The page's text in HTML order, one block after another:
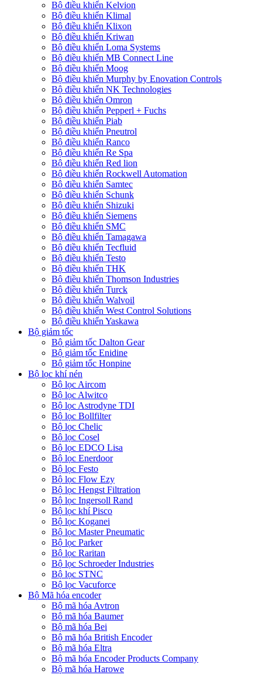
Bộ điều khiển Kelvion
Bộ điều khiển Klimal
Bộ điều khiển Klixon
Bộ điều khiển Kriwan
Bộ điều khiển Loma Systems
Bộ điều khiển MB Connect Line
Bộ điều khiển Moog
Bộ điều khiển Murphy by Enovation Controls
Bộ điều khiển NK Technologies
Bộ điều khiển Omron
Bộ điều khiển Pepperl + Fuchs
Bộ điều khiển Piab
Bộ điều khiển Pneutrol
Bộ điều khiển Ranco
Bộ điều khiển Re Spa
Bộ điều khiển Red lion
Bộ điều khiển Rockwell Automation
Bộ điều khiển Samtec
Bộ điều khiển Schunk
Bộ điều khiển Shizuki
Bộ điều khiển Siemens
Bộ điều khiển SMC
Bộ điều khiển Tamagawa
Bộ điều khiển Tecfluid
Bộ điều khiển Testo
Bộ điều khiển THK
Bộ điều khiển Thomson Industries
Bộ điều khiển Turck
Bộ điều khiển Walvoil
Bộ điều khiển West Control Solutions
Bộ điều khiển Yaskawa
Bộ giảm tốc
Bộ giảm tốc Dalton Gear
Bộ giảm tốc Enidine
Bộ giảm tốc Honpine
Bộ lọc khí nén
Bộ lọc Aircom
Bộ lọc Alwitco
Bộ lọc Astrodyne TDI
Bộ lọc Bollfilter
Bộ lọc Chelic
Bộ lọc Cosel
Bộ lọc EDCO Lisa
Bộ lọc Enerdoor
Bộ lọc Festo
Bộ lọc Flow Ezy
Bộ lọc Hengst Filtration
Bộ lọc Ingersoll Rand
Bộ lọc khí Pisco
Bộ lọc Koganei
Bộ lọc Master Pneumatic
Bộ lọc Parker
Bộ lọc Raritan
Bộ lọc Schroeder Industries
Bộ lọc STNC
Bộ lọc Vacuforce
Bộ Mã hóa encoder
Bộ mã hóa Avtron
Bộ mã hóa Baumer
Bộ mã hóa Bei
Bộ mã hóa British Encoder
Bộ mã hóa Eltra
Bộ mã hóa Encoder Products Company
Bộ mã hóa Harowe